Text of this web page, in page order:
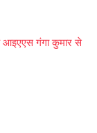
आइएएस गंगा कुमार से